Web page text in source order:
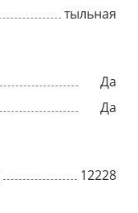
тыльная
Да
Да
12228